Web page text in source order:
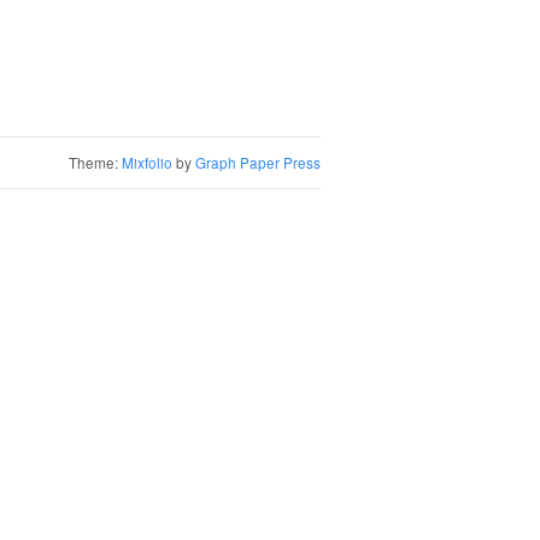
Theme:Mixfolio byGraph Paper Press